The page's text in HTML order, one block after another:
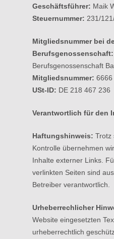
Geschäftsführer: Maik
Steuernummer: 231/
Mitgliedsnummer bei
Berufsgenossenschaft:
Berufsgenossenschaft
Mitgliedsnummer: 6666
USt-ID: DE 218 467 236
Verantwortlich für den
Haftungshinweis: Trotz
Kontrolle übernehmen
Inhalte externer Links.
verlinkten Seiten sind
Betreiber verantwortlich.
Urheberrechlicher
Website eingesetzten
urheberrechtlich